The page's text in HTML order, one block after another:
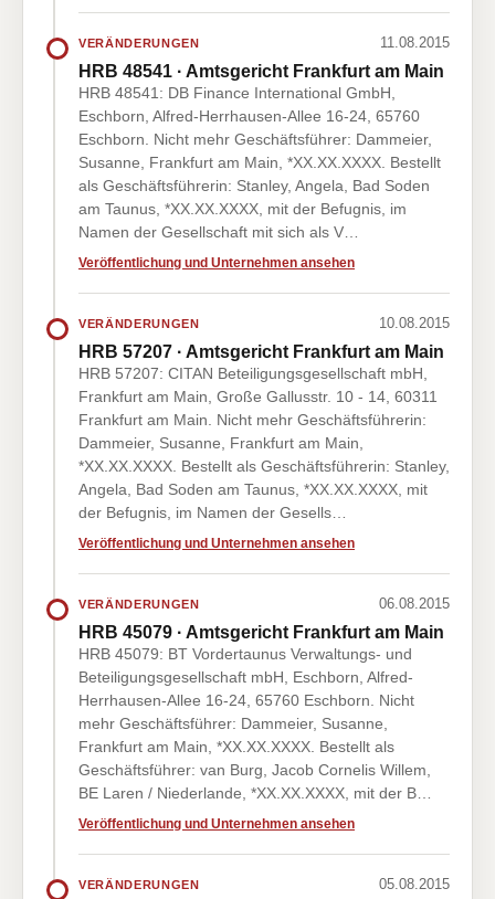
VERÄNDERUNGEN 11.08.2015
HRB 48541 · Amtsgericht Frankfurt am Main
HRB 48541: DB Finance International GmbH,
Eschborn, Alfred-Herrhausen-Allee 16-24, 65760
Eschborn. Nicht mehr Geschäftsführer: Dammeier,
Susanne, Frankfurt am Main, *XX.XX.XXXX. Bestellt
als Geschäftsführerin: Stanley, Angela, Bad Soden
am Taunus, *XX.XX.XXXX, mit der Befugnis, im
Namen der Gesellschaft mit sich als V…
Veröffentlichung und Unternehmen ansehen
VERÄNDERUNGEN 10.08.2015
HRB 57207 · Amtsgericht Frankfurt am Main
HRB 57207: CITAN Beteiligungsgesellschaft mbH,
Frankfurt am Main, Große Gallusstr. 10 - 14, 60311
Frankfurt am Main. Nicht mehr Geschäftsführerin:
Dammeier, Susanne, Frankfurt am Main,
*XX.XX.XXXX. Bestellt als Geschäftsführerin: Stanley,
Angela, Bad Soden am Taunus, *XX.XX.XXXX, mit
der Befugnis, im Namen der Gesells…
Veröffentlichung und Unternehmen ansehen
VERÄNDERUNGEN 06.08.2015
HRB 45079 · Amtsgericht Frankfurt am Main
HRB 45079: BT Vordertaunus Verwaltungs- und
Beteiligungsgesellschaft mbH, Eschborn, Alfred-
Herrhausen-Allee 16-24, 65760 Eschborn. Nicht
mehr Geschäftsführer: Dammeier, Susanne,
Frankfurt am Main, *XX.XX.XXXX. Bestellt als
Geschäftsführer: van Burg, Jacob Cornelis Willem,
BE Laren / Niederlande, *XX.XX.XXXX, mit der B…
Veröffentlichung und Unternehmen ansehen
VERÄNDERUNGEN 05.08.2015